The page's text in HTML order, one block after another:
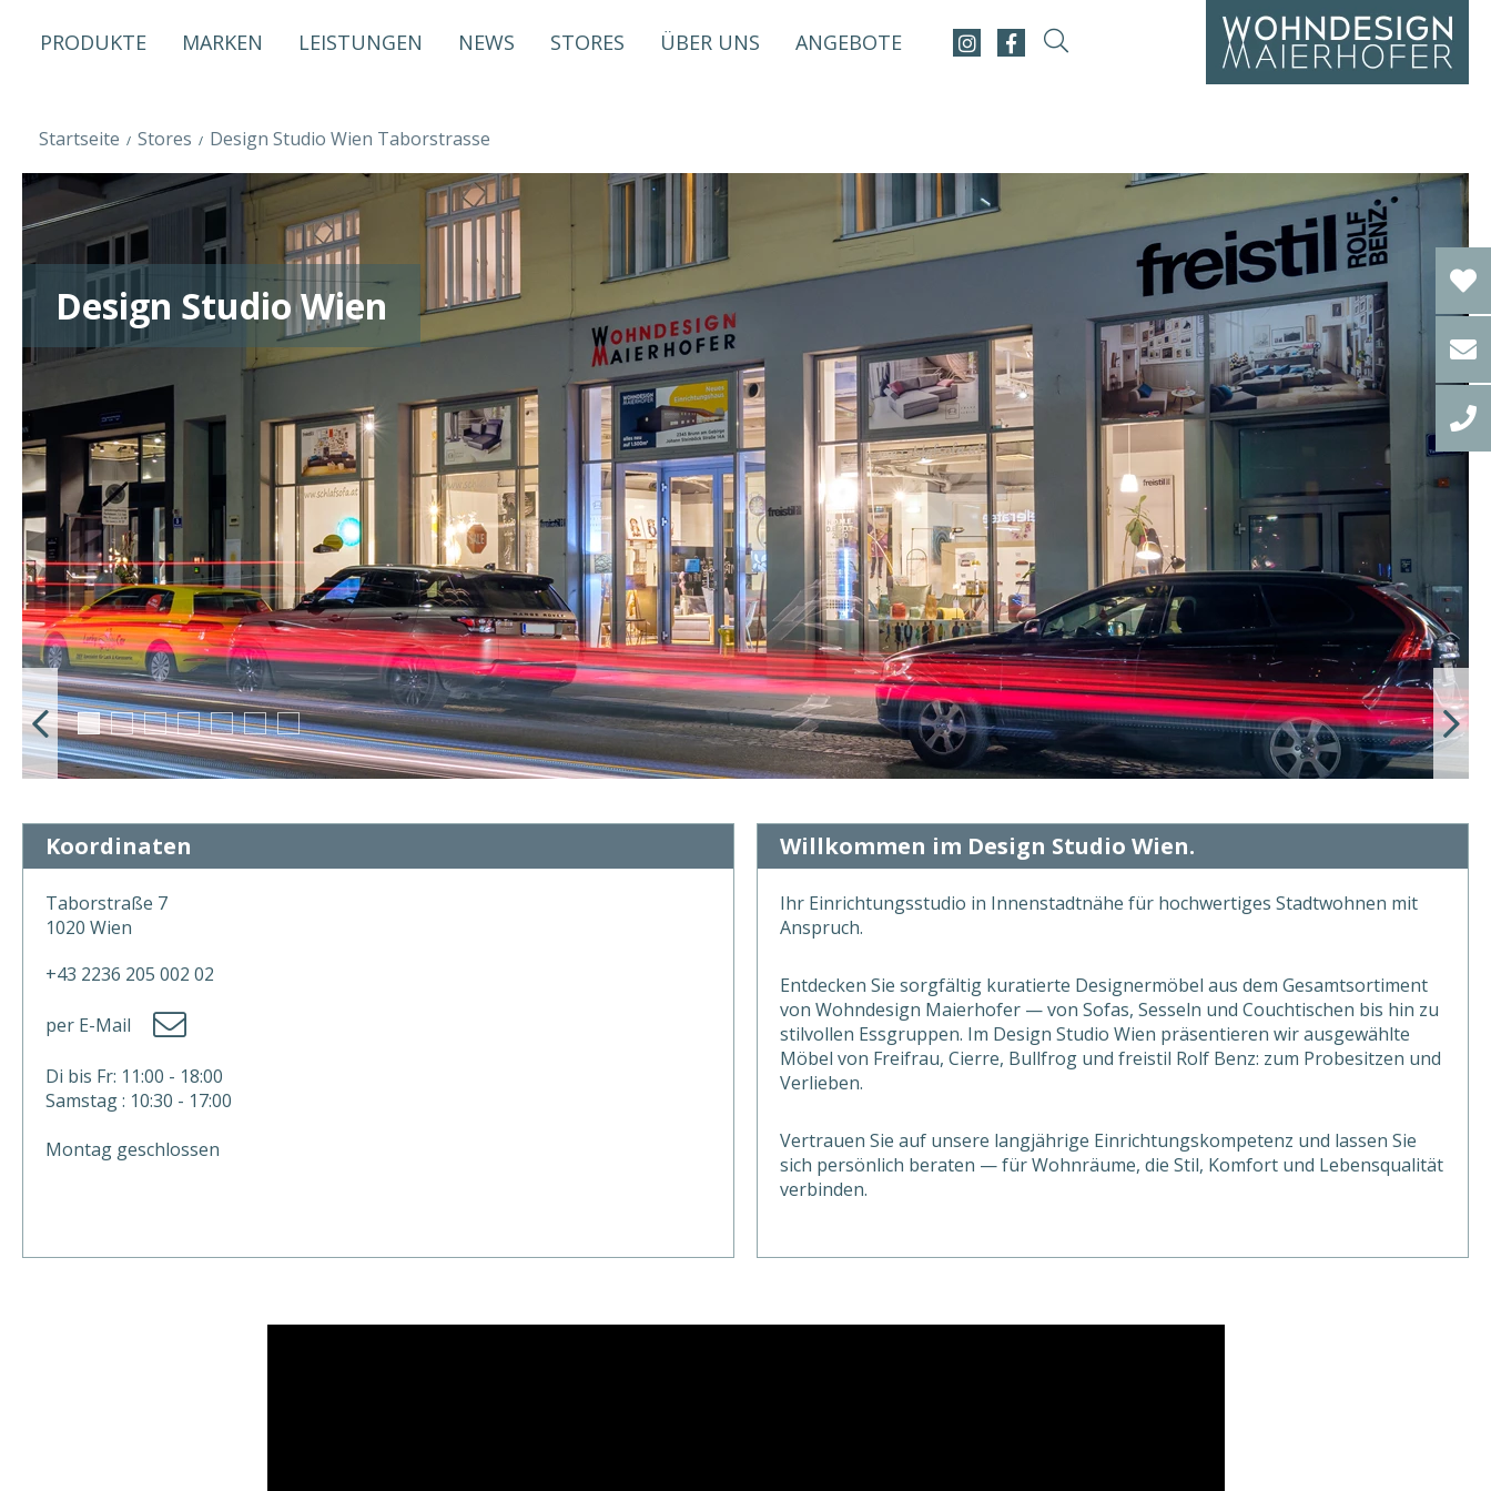
PRODUKTE MARKEN LEISTUNGEN NEWS STORES ÜBER UNS ANGEBOTE
Startseite Stores Design Studio Wien Taborstrasse
Design Studio Wien
Koordinaten
Taborstraße 7
1020 Wien
+43 2236 205 002 02
per E-Mail
Di bis Fr: 11:00 - 18:00
Samstag : 10:30 - 17:00
Montag geschlossen
Willkommen im Design Studio Wien.
Ihr Einrichtungsstudio in Innenstadtnähe für hochwertiges Stadtwohnen mit
Anspruch.
Entdecken Sie sorgfältig kuratierte Designermöbel aus dem Gesamtsortiment
von Wohndesign Maierhofer — von Sofas, Sesseln und Couchtischen bis hin zu
stilvollen Essgruppen. Im Design Studio Wien präsentieren wir ausgewählte
Möbel von Freifrau, Cierre, Bullfrog und freistil Rolf Benz: zum Probesitzen und
Verlieben.
Vertrauen Sie auf unsere langjährige Einrichtungskompetenz und lassen Sie
sich persönlich beraten — für Wohnräume, die Stil, Komfort und Lebensqualität
verbinden.